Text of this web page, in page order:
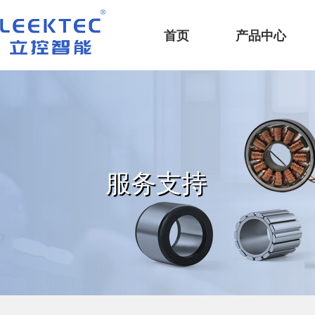
深圳市立控智能科技有限公司
首页
产品中心
服务支持